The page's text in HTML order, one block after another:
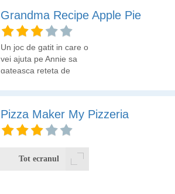
Grandma Recipe Apple Pie
Un joc de gatit in care o
vei ajuta pe Annie sa
gateasca reteta de
gateste placinta la
perfectiune si adaugati
gustoase. Imbrac-o pe
Annie in haine dragute,
Pizza Maker My Pizzeria
Prepara pizza pentru
clienti urmand cu atentie
Tot ecranul